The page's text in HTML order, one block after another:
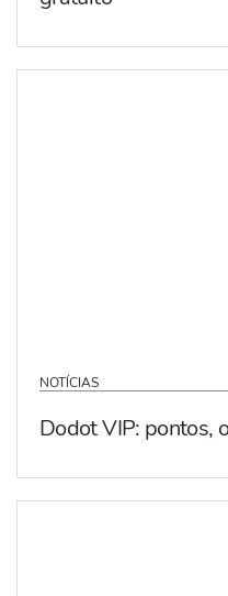
NOTÍCIAS
Dodot VIP: pontos,